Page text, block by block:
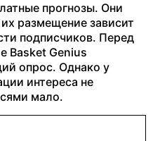
прогнозы. Они
размещение зависит
подписчиков. Перед
Basket Genius
опрос. Однако у
интереса не
мало.